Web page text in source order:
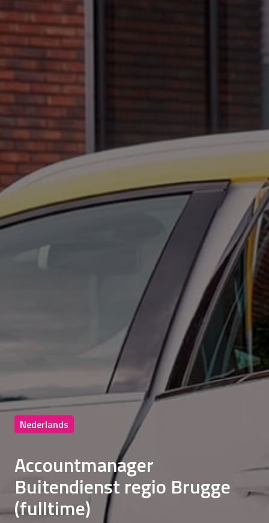
Nederlands
Accountmanager
Buitendienst regio Brugge
(fulltime)